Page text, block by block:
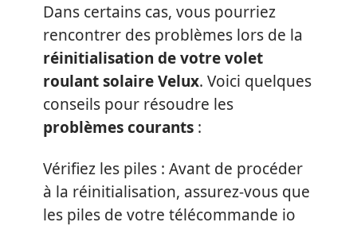
Dans certains cas, vous pourriez
rencontrer des problèmes lors de la
réinitialisation de votre volet
roulant solaire Velux. Voici quelques
conseils pour résoudre les
problèmes courants :
Vérifiez les piles : Avant de procéder
à la réinitialisation, assurez-vous que
les piles de votre télécommande io